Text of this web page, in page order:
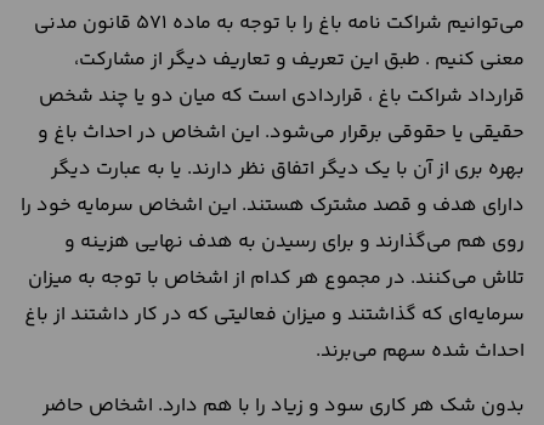
می‌توانیم شراکت نامه باغ را با توجه به ماده 571 قانون مدنی
معنی کنیم . طبق این تعریف و تعاریف دیگر از مشارکت،
قرارداد شراکت باغ ، قراردادی است که میان دو یا چند شخص
حقیقی یا حقوقی برقرار می‌شود. این اشخاص در احداث باغ و
بهره‌ بری از آن با یک دیگر اتفاق نظر دارند. یا به عبارت دیگر
دارای هدف و قصد مشترک هستند. این اشخاص سرمایه خود را
روی هم می‌گذارند و برای رسیدن به هدف نهایی هزینه و
تلاش می‌کنند. در مجموع هر کدام از اشخاص با توجه به میزان
سرمایه‌ای که گذاشتند و میزان فعالیتی که در کار داشتند از باغ
احداث شده سهم می‌برند.
بدون شک هر کاری سود و زیاد را با هم دارد. اشخاص حاضر